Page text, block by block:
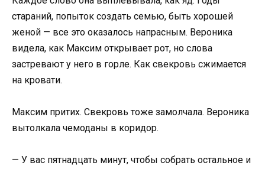
стараний, попыток создать семью, быть хорошей
женой — все это оказалось напрасным. Вероника
видела, как Максим открывает рот, но слова
застревают у него в горле. Как свекровь сжимается
на кровати.
Максим притих. Свекровь тоже замолчала. Вероника
вытолкала чемоданы в коридор.
— У вас пятнадцать минут, чтобы собрать остальное и